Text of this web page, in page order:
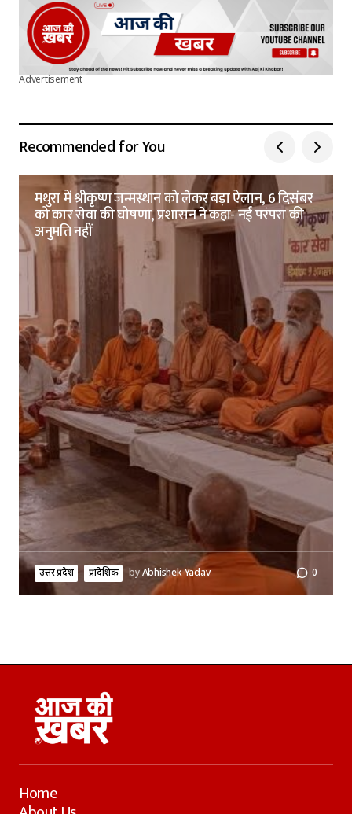
Advertisement
Recommended for You
मथुरा में श्रीकृष्ण जन्मस्थान को लेकर बड़ा ऐलान, 6 दिसंबर
को कार सेवा की घोषणा, प्रशासन ने कहा- नई परंपरा की
अनुमति नहीं
उत्तर प्रदेश प्रादेशिक byAbhishek Yadav 0
Home